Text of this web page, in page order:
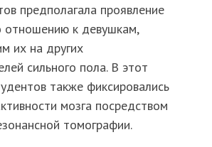
предполагала проявление
отношению к девушкам,
их на других
сильного пола. В этот
также фиксировались
мозга посредством
томографии.